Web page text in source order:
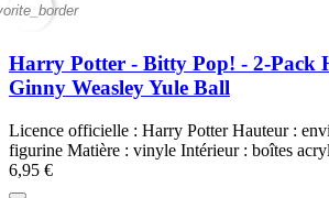
Harry Potter - Bitty Pop! - 2-Pack
Ginny Weasley Yule Ball
Licence officielle : Harry Potter Hauteur :
figurine Matière : vinyle Intérieur : boîtes
6,95 €